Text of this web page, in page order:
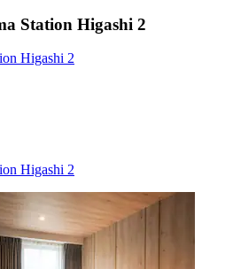
Station Higashi 2
Higashi 2
Higashi 2